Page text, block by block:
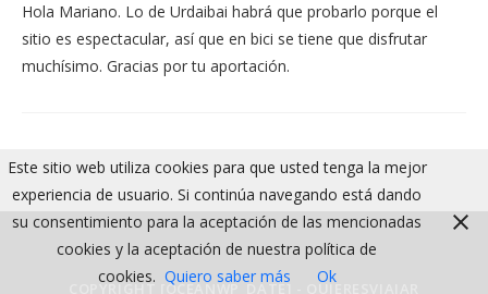
Hola Mariano. Lo de Urdaibai habrá que probarlo porque el
sitio es espectacular, así que en bici se tiene que disfrutar
muchísimo. Gracias por tu aportación.
COPYRIGHT [OCEANWP_DATE] - QUIERESVIAJAR
Este sitio web utiliza cookies para que usted tenga la mejor
experiencia de usuario. Si continúa navegando está dando
su consentimiento para la aceptación de las mencionadas
cookies y la aceptación de nuestra política de
cookies. Quiero saber más Ok